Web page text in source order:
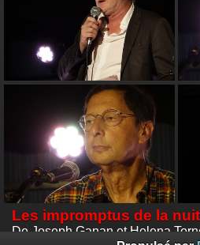
Les impromptus de la nuit
De Joseph Ganan et Helena